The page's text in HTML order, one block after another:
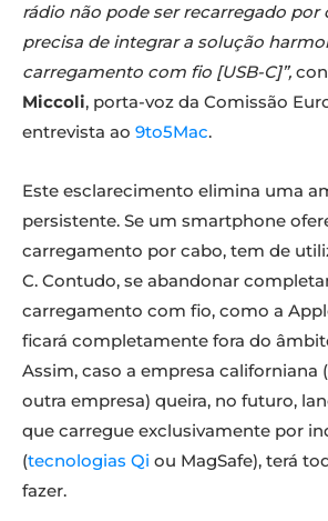
rádio não pode ser recarregado por
precisa de integrar a solução
carregamento com fio [USB-C]”,
Miccoli, porta-voz da Comissão
entrevista ao 9to5Mac.
Este esclarecimento elimina uma
persistente. Se um smartphone
carregamento por cabo, tem de
C. Contudo, se abandonar
carregamento com fio, como a
ficará completamente fora do
Assim, caso a empresa californiana
outra empresa) queira, no futuro,
que carregue exclusivamente por
(tecnologias Qi ou MagSafe), terá
fazer.